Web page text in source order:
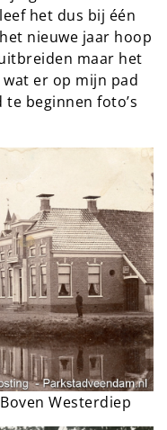
het dus bij één
nieuwe jaar hoop
maar het
er op mijn pad
beginnen foto’s
Westerdiep